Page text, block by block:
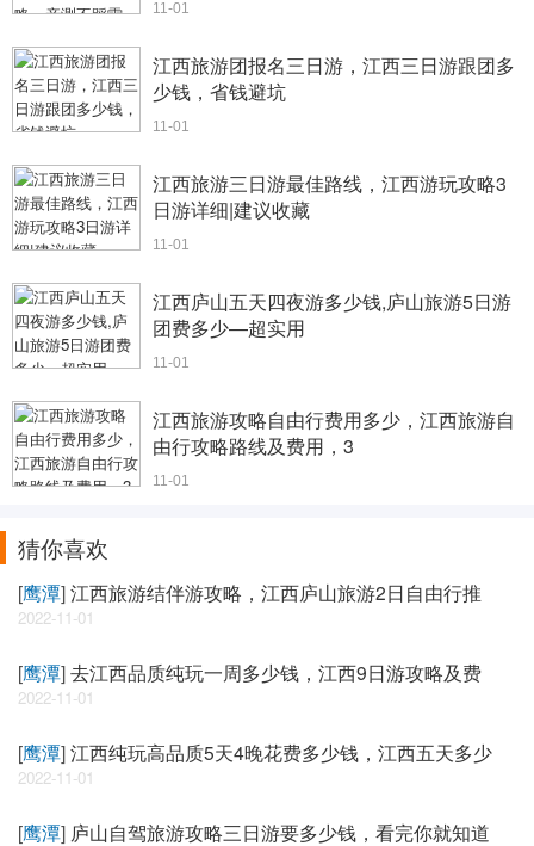
11-01
江西旅游团报名三日游，江西三日游跟团多
少钱，省钱避坑
11-01
江西旅游三日游最佳路线，江西游玩攻略3
日游详细|建议收藏
11-01
江西庐山五天四夜游多少钱,庐山旅游5日游
团费多少—超实用
11-01
江西旅游攻略自由行费用多少，江西旅游自
由行攻略路线及费用，3
11-01
猜你喜欢
[鹰潭]江西旅游结伴游攻略，江西庐山旅游2日自由行推
2022-11-01
[鹰潭]去江西品质纯玩一周多少钱，江西9日游攻略及费
2022-11-01
[鹰潭]江西纯玩高品质5天4晚花费多少钱，江西五天多少
2022-11-01
[鹰潭] 庐山自驾旅游攻略三日游要多少钱，看完你就知道